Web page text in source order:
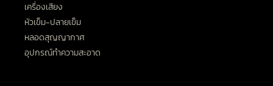
เครื่องเสียง
หัวเข็ม-ปลายเข็ม
หลอดสุญญากาศ
อุปกรณ์ทำความสะอาด